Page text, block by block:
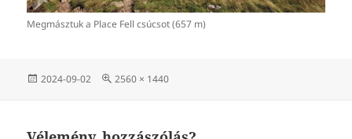
Megmásztuk a Place Fell csúcsot (657 m)
Közzétéve
2024-09-02
Teljes
2560 × 1440